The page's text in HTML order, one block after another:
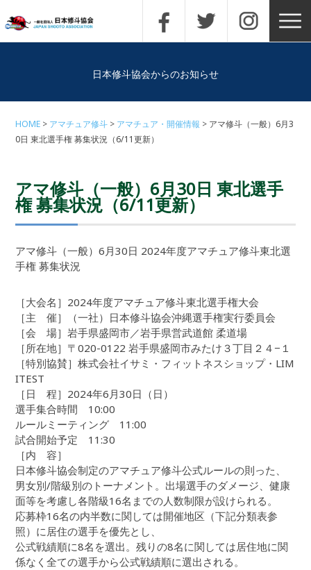
日本修斗協会からのお知らせ
HOME アマチュア修斗 アマチュア・開催情報
アマ修斗（一般）6月3
0日 東北選手権 募集状況（6/11更新）
アマ修斗（一般）6月30日 東北選手
権 募集状況（6/11更新）
アマ修斗（一般）6月30日 2024年度アマチュア修斗東北選
手権 募集状況
［大会名］2024年度アマチュア修斗東北選手権大会
［主 催］（一社）日本修斗協会沖縄選手権実行委員会
［会 場］岩手県盛岡市／岩手県営武道館 柔道場
［所在地］〒020-0122 岩手県盛岡市みたけ３丁目２４−１
［特別協賛］株式会社イサミ・フィットネスショップ・LIM
ITEST
［日 程］2024年6月30日（日）
選手集合時間 10:00
ルールミーティング 11:00
試合開始予定 11:30
［内 容］
日本修斗協会制定のアマチュア修斗公式ルールの則った、
男女別/階級別のトーナメント。出場選手のダメージ、健康
面等を考慮し各階級16名までの人数制限が設けられる。
応募枠16名の内半数に関しては開催地区（下記分類表参
照）に居住の選手を優先とし、
公式戦績順に8名を選出。残りの8名に関しては居住地に関
係なく全ての選手から公式戦績順に選出される。